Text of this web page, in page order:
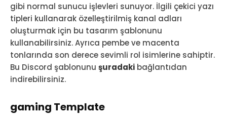
gibi normal sunucu işlevleri sunuyor. İlgili çekici yazı
tipleri kullanarak özelleştirilmiş kanal adları
oluşturmak için bu tasarım şablonunu
kullanabilirsiniz. Ayrıca pembe ve macenta
tonlarında son derece sevimli rol isimlerine sahiptir.
Bu Discord şablonunu şuradaki bağlantıdan
indirebilirsiniz.
gaming Template